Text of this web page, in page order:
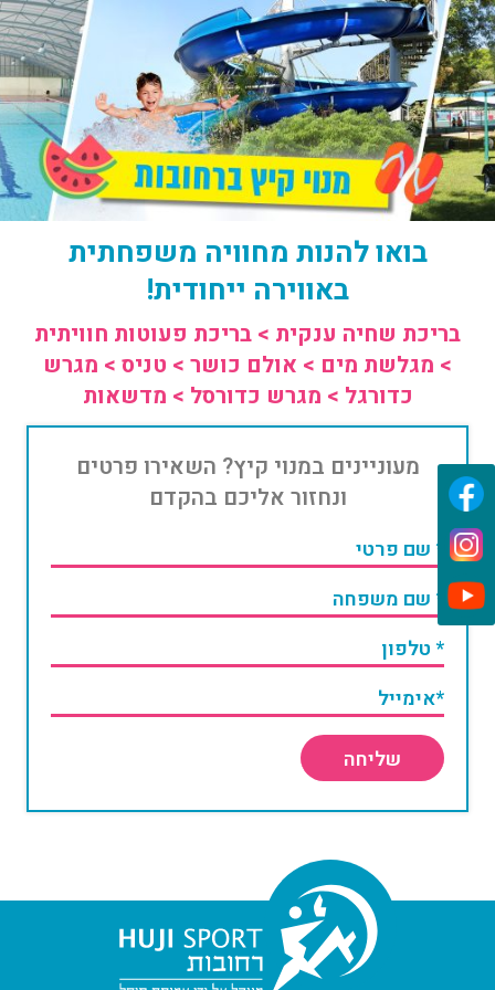
בואו להנות מחוויה משפחתית
באווירה ייחודית!
בריכת שחיה ענקית > בריכת פעוטות חוויתית
> מגלשת מים > אולם כושר > טניס > מגרש
כדורגל > מגרש כדורסל > מדשאות
מעוניינים במנוי קיץ? השאירו פרטים
ונחזור אליכם בהקדם